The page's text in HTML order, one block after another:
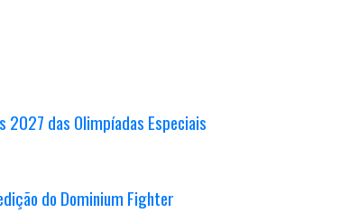
2027 das Olimpíadas Especiais
do Dominium Fighter